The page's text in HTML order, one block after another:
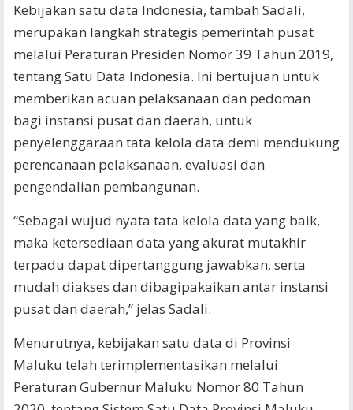
Kebijakan satu data Indonesia, tambah Sadali,
merupakan langkah strategis pemerintah pusat
melalui Peraturan Presiden Nomor 39 Tahun 2019,
tentang Satu Data Indonesia. Ini bertujuan untuk
memberikan acuan pelaksanaan dan pedoman
bagi instansi pusat dan daerah, untuk
penyelenggaraan tata kelola data demi mendukung
perencanaan pelaksanaan, evaluasi dan
pengendalian pembangunan.
“Sebagai wujud nyata tata kelola data yang baik,
maka ketersediaan data yang akurat mutakhir
terpadu dapat dipertanggung jawabkan, serta
mudah diakses dan dibagipakaikan antar instansi
pusat dan daerah,” jelas Sadali.
Menurutnya, kebijakan satu data di Provinsi
Maluku telah terimplementasikan melalui
Peraturan Gubernur Maluku Nomor 80 Tahun